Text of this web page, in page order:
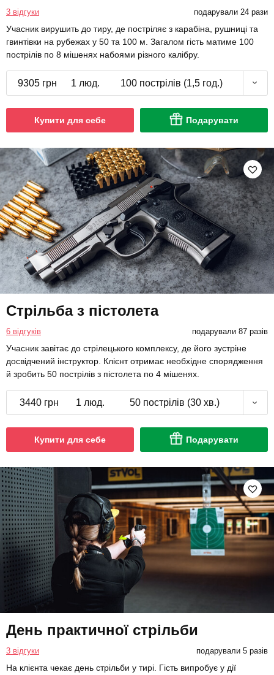
3 відгуки подарували 24 рази
Учасник вирушить до тиру, де постріляє з карабіна, рушниці та
гвинтівки на рубежах у 50 та 100 м. Загалом гість матиме 100
пострілів по 8 мішенях набоями різного калібру.
9305 грн 1 люд. 100 пострілів (1,5 год.)
Купити для себе Подарувати
Стрільба з пістолета
6 відгуків подарували 87 разів
Учасник завітає до стрілецького комплексу, де його зустріне
досвідчений інструктор. Клієнт отримає необхідне спорядження
й зробить 50 пострілів з пістолета по 4 мішенях.
3440 грн 1 люд. 50 пострілів (30 хв.)
Купити для себе Подарувати
День практичної стрільби
3 відгуки подарували 5 разів
На клієнта чекає день стрільби у тирі. Гість випробує у дії